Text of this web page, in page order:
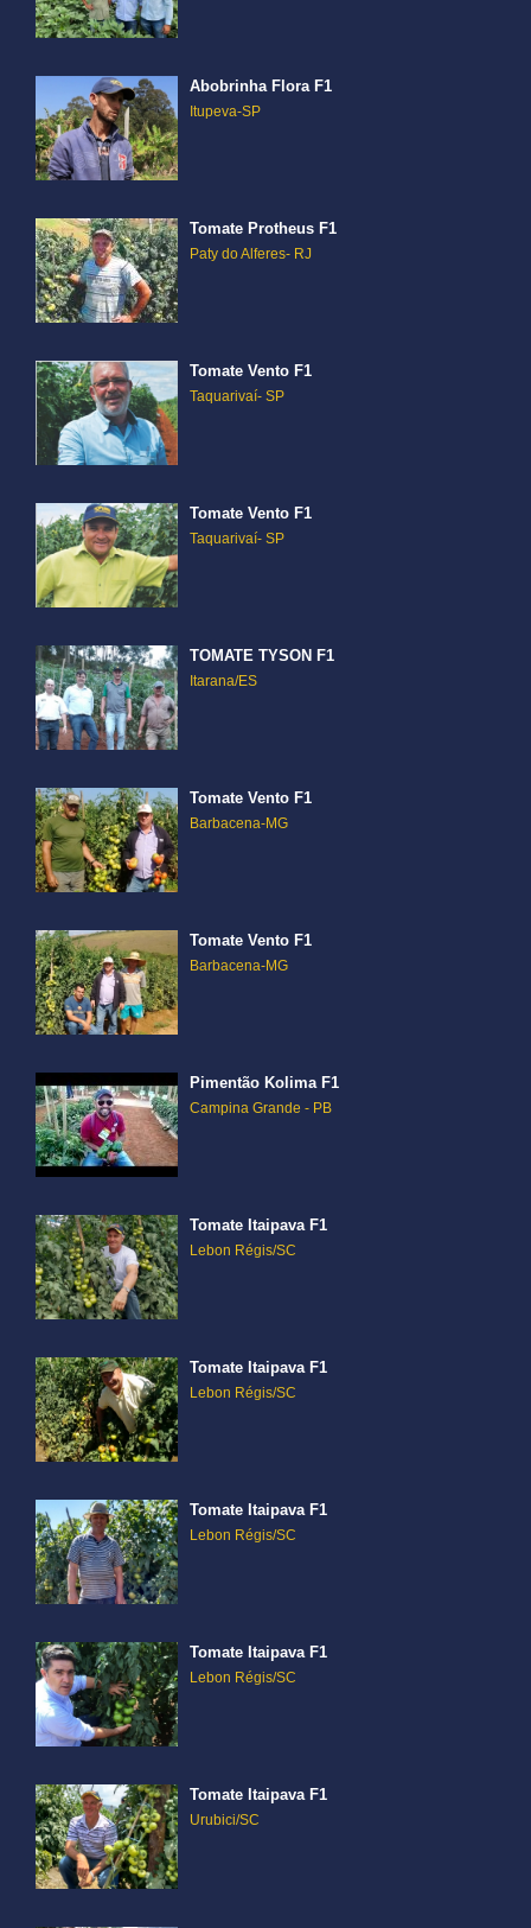
Abobrinha Flora F1
Itupeva-SP
Tomate Protheus F1
Paty do Alferes- RJ
Tomate Vento F1
Taquarivaí- SP
Tomate Vento F1
Taquarivaí- SP
TOMATE TYSON F1
Itarana/ES
Tomate Vento F1
Barbacena-MG
Tomate Vento F1
Barbacena-MG
Pimentão Kolima F1
Campina Grande - PB
Tomate Itaipava F1
Lebon Régis/SC
Tomate Itaipava F1
Lebon Régis/SC
Tomate Itaipava F1
Lebon Régis/SC
Tomate Itaipava F1
Lebon Régis/SC
Tomate Itaipava F1
Urubici/SC